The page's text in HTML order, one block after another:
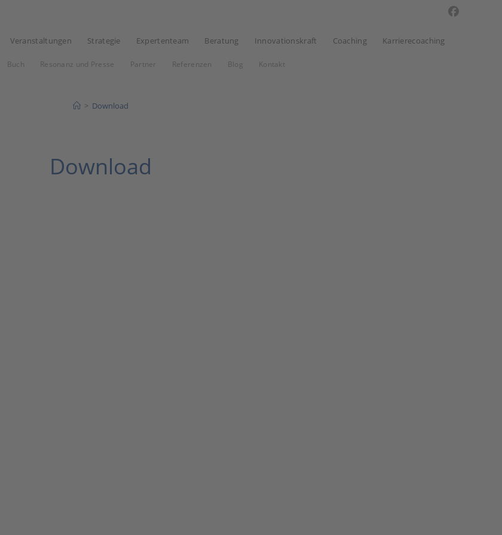
Veranstaltungen Strategie Expertenteam Beratung Innovationskraft Coaching Karrierecoaching
Buch Resonanz und Presse Partner Referenzen Blog Kontakt
Download
> Download